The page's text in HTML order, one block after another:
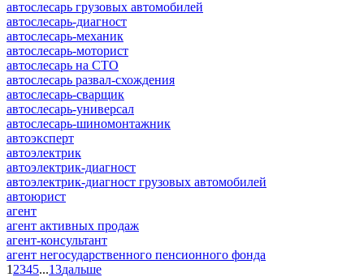
автослесарь грузовых автомобилей
автослесарь-диагност
автослесарь-механик
автослесарь-моторист
автослесарь на СТО
автослесарь развал-схождения
автослесарь-сварщик
автослесарь-универсал
автослесарь-шиномонтажник
автоэксперт
автоэлектрик
автоэлектрик-диагност
автоэлектрик-диагност грузовых автомобилей
автоюрист
агент
агент активных продаж
агент-консультант
агент негосударственного пенсионного фонда
1 2345...13дальше